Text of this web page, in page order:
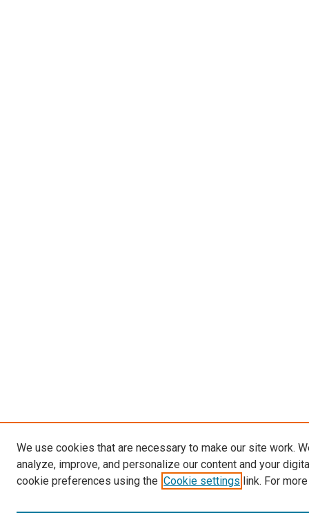
We use cookies that are necessary to make our site work.
analyze, improve, and personalize our content and your
cookie preferences using the Cookie settings link. For